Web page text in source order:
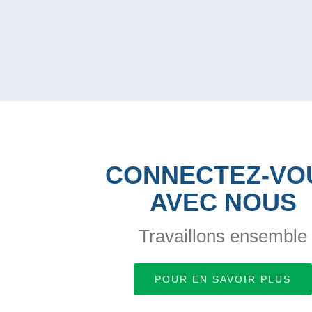
CONNECTEZ-
AVEC NOUS
Travaillons ensemble
POUR EN SAVOIR PLUS